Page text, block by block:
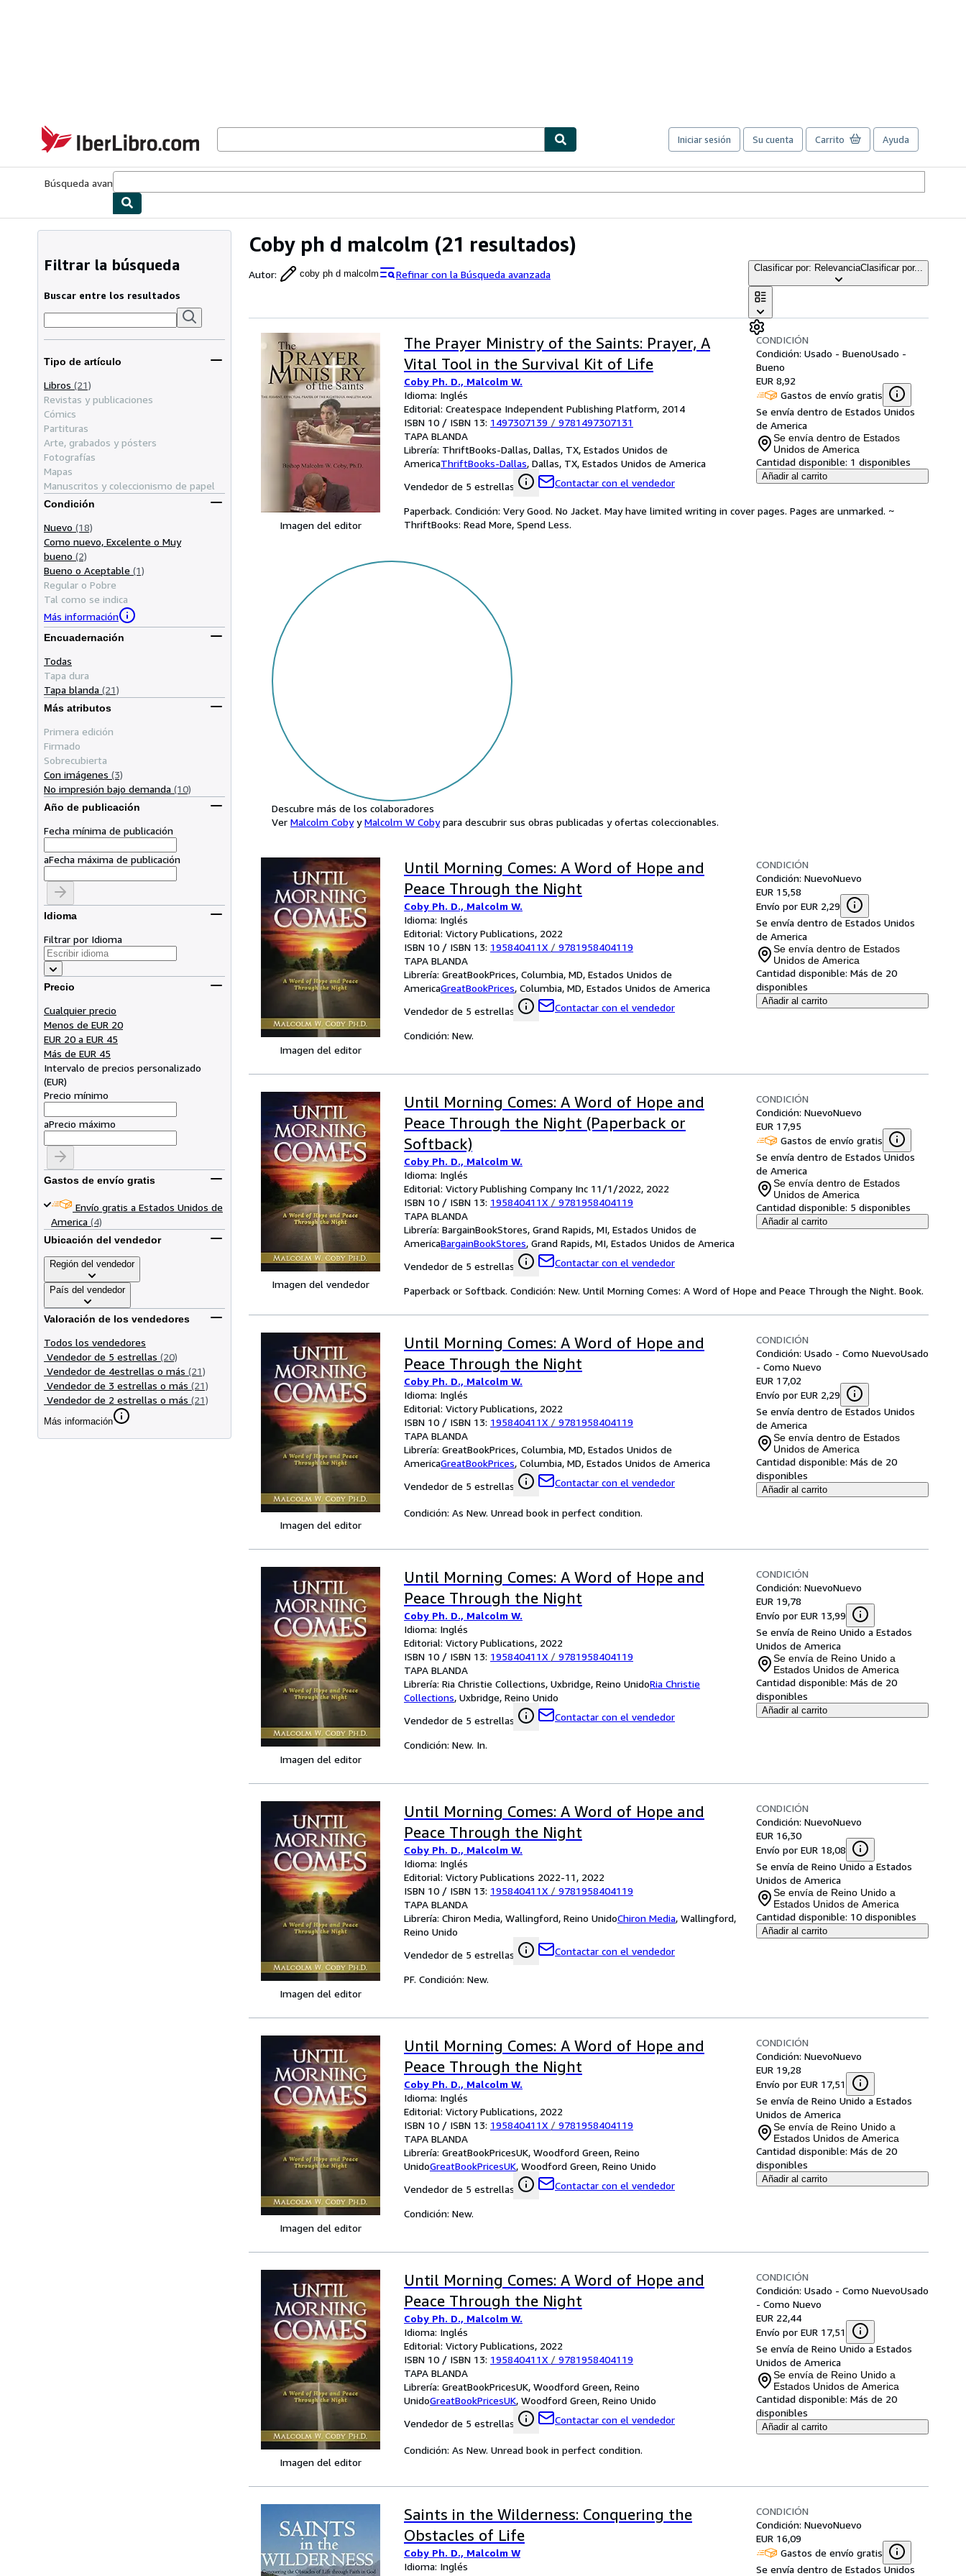
IberLibro.com
Iniciar sesión Su cuenta Carrito Ayuda
Búsqueda avanzada
Coby ph d malcolm (21 resultados)
Autor: coby ph d malcolm Refinar con la Búsqueda avanzada Clasificar por: RelevanciaClasificar por...
Filtrar la búsqueda
Buscar entre los resultados
Tipo de artículo
Libros (21)
Revistas y publicaciones
Cómics
Partituras
Arte, grabados y pósters
Fotografías
Mapas
Manuscritos y coleccionismo de papel
Condición
Nuevo (18)
Como nuevo, Excelente o Muy
bueno (2)
Bueno o Aceptable (1)
Regular o Pobre
Tal como se indica
Más información
Encuadernación
Todas
Tapa dura
Tapa blanda (21)
Más atributos
Primera edición
Firmado
Sobrecubierta
Con imágenes (3)
No impresión bajo demanda (10)
Año de publicación
Fecha mínima de publicación
aFecha máxima de publicación
Idioma
Filtrar por Idioma
Precio
Cualquier precio
Menos de EUR 20
EUR 20 a EUR 45
Más de EUR 45
Intervalo de precios personalizado
(EUR)
Precio mínimo
aPrecio máximo
Gastos de envío gratis
Envío gratis a Estados Unidos de
America (4)
Ubicación del vendedor
Región del vendedor
País del vendedor
Valoración de los vendedores
Todos los vendedores
Vendedor de 5 estrellas (20)
Vendedor de 4estrellas o más (21)
Vendedor de 3 estrellas o más (21)
Vendedor de 2 estrellas o más (21)
Más información
Imagen del editor
The Prayer Ministry of the Saints: Prayer, A
Vital Tool in the Survival Kit of Life
Coby Ph. D., Malcolm W.
Idioma: Inglés
Editorial: Createspace Independent Publishing Platform, 2014
ISBN 10 / ISBN 13: 1497307139 / 9781497307131
TAPA BLANDA
Librería: ThriftBooks-Dallas, Dallas, TX, Estados Unidos de
AmericaThriftBooks-Dallas, Dallas, TX, Estados Unidos de America
Vendedor de 5 estrellas
Contactar con el vendedor
CONDICIÓN
Condición: Usado - BuenoUsado -
Bueno
EUR 8,92
Gastos de envío gratis
Se envía dentro de Estados Unidos
de America
Se envía dentro de Estados
Unidos de America
Cantidad disponible: 1 disponibles
Añadir al carrito
Paperback. Condición: Very Good. No Jacket. May have limited writing in cover pages. Pages are unmarked. ~
ThriftBooks: Read More, Spend Less.
Descubre más de los colaboradores
Ver Malcolm CobyyMalcolm W Cobypara descubrir sus obras publicadas y ofertas coleccionables.
Imagen del editor
Until Morning Comes: A Word of Hope and
Peace Through the Night
Coby Ph. D., Malcolm W.
Idioma: Inglés
Editorial: Victory Publications, 2022
ISBN 10 / ISBN 13: 195840411X / 9781958404119
TAPA BLANDA
Librería: GreatBookPrices, Columbia, MD, Estados Unidos de
AmericaGreatBookPrices, Columbia, MD, Estados Unidos de America
Vendedor de 5 estrellas
Contactar con el vendedor
CONDICIÓN
Condición: NuevoNuevo
EUR 15,58
Envío por EUR 2,29
Se envía dentro de Estados Unidos
de America
Se envía dentro de Estados
Unidos de America
Cantidad disponible: Más de 20
disponibles
Añadir al carrito
Condición: New.
Imagen del vendedor
Until Morning Comes: A Word of Hope and
Peace Through the Night (Paperback or
Softback)
Coby Ph. D., Malcolm W.
Idioma: Inglés
Editorial: Victory Publishing Company Inc 11/1/2022, 2022
ISBN 10 / ISBN 13: 195840411X / 9781958404119
TAPA BLANDA
Librería: BargainBookStores, Grand Rapids, MI, Estados Unidos de
AmericaBargainBookStores, Grand Rapids, MI, Estados Unidos de America
Vendedor de 5 estrellas
Contactar con el vendedor
CONDICIÓN
Condición: NuevoNuevo
EUR 17,95
Gastos de envío gratis
Se envía dentro de Estados Unidos
de America
Se envía dentro de Estados
Unidos de America
Cantidad disponible: 5 disponibles
Añadir al carrito
Paperback or Softback. Condición: New. Until Morning Comes: A Word of Hope and Peace Through the Night. Book.
Imagen del editor
Until Morning Comes: A Word of Hope and
Peace Through the Night
Coby Ph. D., Malcolm W.
Idioma: Inglés
Editorial: Victory Publications, 2022
ISBN 10 / ISBN 13: 195840411X / 9781958404119
TAPA BLANDA
Librería: GreatBookPrices, Columbia, MD, Estados Unidos de
AmericaGreatBookPrices, Columbia, MD, Estados Unidos de America
Vendedor de 5 estrellas
Contactar con el vendedor
CONDICIÓN
Condición: Usado - Como NuevoUsado
- Como Nuevo
EUR 17,02
Envío por EUR 2,29
Se envía dentro de Estados Unidos
de America
Se envía dentro de Estados
Unidos de America
Cantidad disponible: Más de 20
disponibles
Añadir al carrito
Condición: As New. Unread book in perfect condition.
Imagen del editor
Until Morning Comes: A Word of Hope and
Peace Through the Night
Coby Ph. D., Malcolm W.
Idioma: Inglés
Editorial: Victory Publications, 2022
ISBN 10 / ISBN 13: 195840411X / 9781958404119
TAPA BLANDA
Librería: Ria Christie Collections, Uxbridge, Reino UnidoRia Christie
Collections, Uxbridge, Reino Unido
Vendedor de 5 estrellas
Contactar con el vendedor
CONDICIÓN
Condición: NuevoNuevo
EUR 19,78
Envío por EUR 13,99
Se envía de Reino Unido a Estados
Unidos de America
Se envía de Reino Unido a
Estados Unidos de America
Cantidad disponible: Más de 20
disponibles
Añadir al carrito
Condición: New. In.
Imagen del editor
Until Morning Comes: A Word of Hope and
Peace Through the Night
Coby Ph. D., Malcolm W.
Idioma: Inglés
Editorial: Victory Publications 2022-11, 2022
ISBN 10 / ISBN 13: 195840411X / 9781958404119
TAPA BLANDA
Librería: Chiron Media, Wallingford, Reino UnidoChiron Media, Wallingford,
Reino Unido
Vendedor de 5 estrellas
Contactar con el vendedor
CONDICIÓN
Condición: NuevoNuevo
EUR 16,30
Envío por EUR 18,08
Se envía de Reino Unido a Estados
Unidos de America
Se envía de Reino Unido a
Estados Unidos de America
Cantidad disponible: 10 disponibles
Añadir al carrito
PF. Condición: New.
Imagen del editor
Until Morning Comes: A Word of Hope and
Peace Through the Night
Coby Ph. D., Malcolm W.
Idioma: Inglés
Editorial: Victory Publications, 2022
ISBN 10 / ISBN 13: 195840411X / 9781958404119
TAPA BLANDA
Librería: GreatBookPricesUK, Woodford Green, Reino
UnidoGreatBookPricesUK, Woodford Green, Reino Unido
Vendedor de 5 estrellas
Contactar con el vendedor
CONDICIÓN
Condición: NuevoNuevo
EUR 19,28
Envío por EUR 17,51
Se envía de Reino Unido a Estados
Unidos de America
Se envía de Reino Unido a
Estados Unidos de America
Cantidad disponible: Más de 20
disponibles
Añadir al carrito
Condición: New.
Imagen del editor
Until Morning Comes: A Word of Hope and
Peace Through the Night
Coby Ph. D., Malcolm W.
Idioma: Inglés
Editorial: Victory Publications, 2022
ISBN 10 / ISBN 13: 195840411X / 9781958404119
TAPA BLANDA
Librería: GreatBookPricesUK, Woodford Green, Reino
UnidoGreatBookPricesUK, Woodford Green, Reino Unido
Vendedor de 5 estrellas
Contactar con el vendedor
CONDICIÓN
Condición: Usado - Como NuevoUsado
- Como Nuevo
EUR 22,44
Envío por EUR 17,51
Se envía de Reino Unido a Estados
Unidos de America
Se envía de Reino Unido a
Estados Unidos de America
Cantidad disponible: Más de 20
disponibles
Añadir al carrito
Condición: As New. Unread book in perfect condition.
Saints in the Wilderness: Conquering the
Obstacles of Life
Coby Ph. D., Malcolm W
Idioma: Inglés
CONDICIÓN
Condición: NuevoNuevo
EUR 16,09
Gastos de envío gratis
Se envía dentro de Estados Unidos